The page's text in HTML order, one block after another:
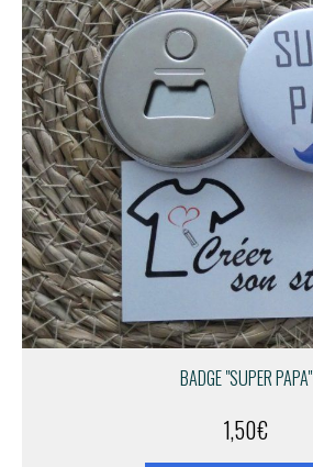
BADGE "SUPER PAPA"
1,50€